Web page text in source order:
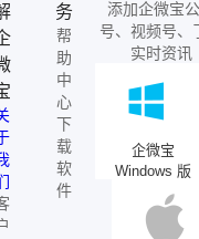
务
帮
助
中
心
下
载
软
件
添加企微宝
号、视频号、
实时资讯
企微宝
Windows 版